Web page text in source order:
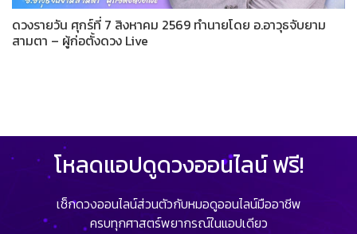
ดวงรายวัน ศุกร์ที่ 7 สิงหาคม 2569 ทำนายโดย อ.อาวุธจับยาม
สามตา – ผู้ก่อตั้งดวง Live
โหลดแอปดูดวงออนไลน์ ฟรี!
เช็กดวงออนไลน์ส่วนตัวกับหมอดูออนไลน์มืออาชีพ
ครบทุกศาสตร์พยากรณ์ในแอปเดียว